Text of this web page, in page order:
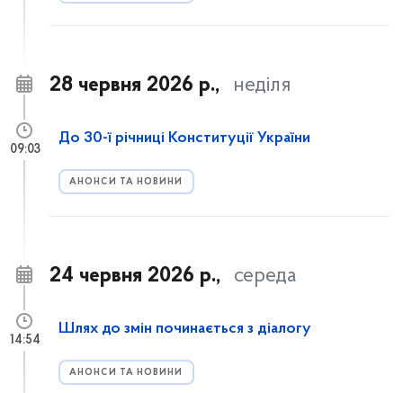
28 червня 2026 р., неділя
До 30-ї річниці Конституції України
АНОНСИ ТА НОВИНИ
09:03
24 червня 2026 р., середа
Шлях до змін починається з діалогу
АНОНСИ ТА НОВИНИ
14:54